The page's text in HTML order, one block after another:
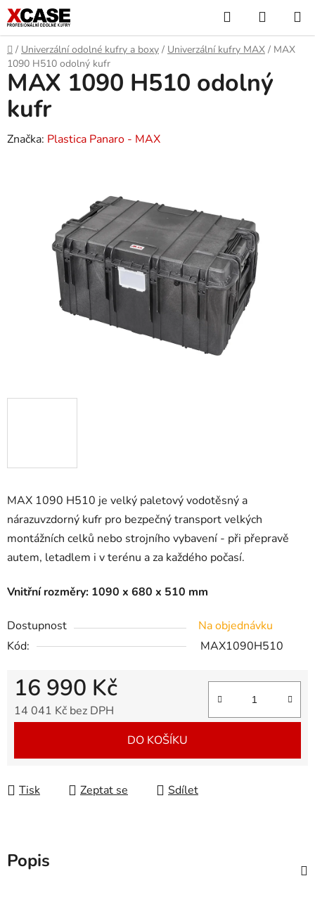
Přejít
na
obsah
Hledat
KOŠÍK
Domů
/ Univerzální odolné kufry a boxy / Univerzální kufry MAX / MAX
1090 H510 odolný kufr
MAX 1090 H510 je velký paletový vodotěsný a
nárazuvzdorný kufr pro bezpečný transport velkých
montážních celků nebo strojního vybavení - při přepravě
autem, letadlem i v terénu a za každého počasí.
Vnitřní rozměry: 1090 x 680 x 510 mm
Dostupnost
Na objednávku
Kód:
MAX1090H510
16 990 Kč
14 041 Kč bez DPH
DO KOŠÍKU
Tisk Zeptat se Sdílet
MAX 1090 H510 odolný
kufr
Značka: Plastica Panaro - MAX
Popis